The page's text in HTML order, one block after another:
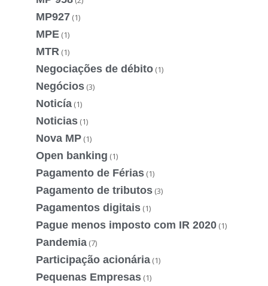
MP927 (1)
MPE (1)
MTR (1)
Negociações de débito (1)
Negócios (3)
Noticía (1)
Noticias (1)
Nova MP (1)
Open banking (1)
Pagamento de Férias (1)
Pagamento de tributos (3)
Pagamentos digitais (1)
Pague menos imposto com IR 2020 (1)
Pandemia (7)
Participação acionária (1)
Pequenas Empresas (1)